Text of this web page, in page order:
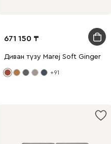
671 150
Диван түзу Marej Soft Ginger
+91